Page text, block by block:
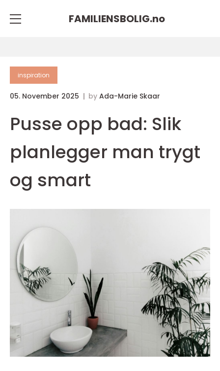
FAMILIENSBOLIG.no
inspiration
05. November 2025 by Ada-Marie Skaar
Pusse opp bad: Slik
planlegger man trygt
og smart